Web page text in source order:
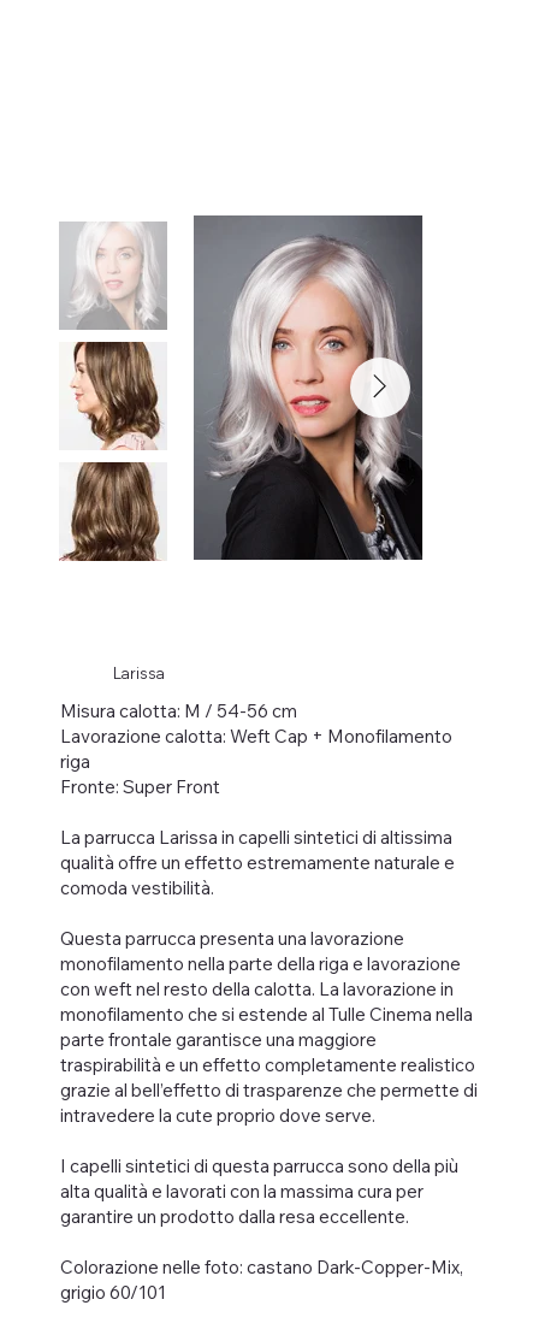
Larissa
Misura calotta: M / 54-56 cm
Lavorazione calotta: Weft Cap + Monofilamento
riga
Fronte: Super Front
La parrucca Larissa in capelli sintetici di altissima
qualità offre un effetto estremamente naturale e
comoda vestibilità.
Questa parrucca presenta una lavorazione
monofilamento nella parte della riga e lavorazione
con weft nel resto della calotta. La lavorazione in
monofilamento che si estende al Tulle Cinema nella
parte frontale garantisce una maggiore
traspirabilità e un effetto completamente realistico
grazie al bell’effetto di trasparenze che permette di
intravedere la cute proprio dove serve.
I capelli sintetici di questa parrucca sono della più
alta qualità e lavorati con la massima cura per
garantire un prodotto dalla resa eccellente.
Colorazione nelle foto: castano Dark-Copper-Mix,
grigio 60/101